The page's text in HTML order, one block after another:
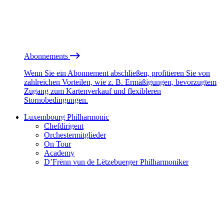
Abonnements
Wenn Sie ein Abonnement abschließen, profitieren Sie von
zahlreichen Vorteilen, wie z. B. Ermäßigungen, bevorzugtem
Zugang zum Kartenverkauf und flexibleren
Stornobedingungen.
Luxembourg Philharmonic
Chefdirigent
Orchestermitglieder
On Tour
Academy
D’Frënn vun de Lëtzebuerger Philharmoniker